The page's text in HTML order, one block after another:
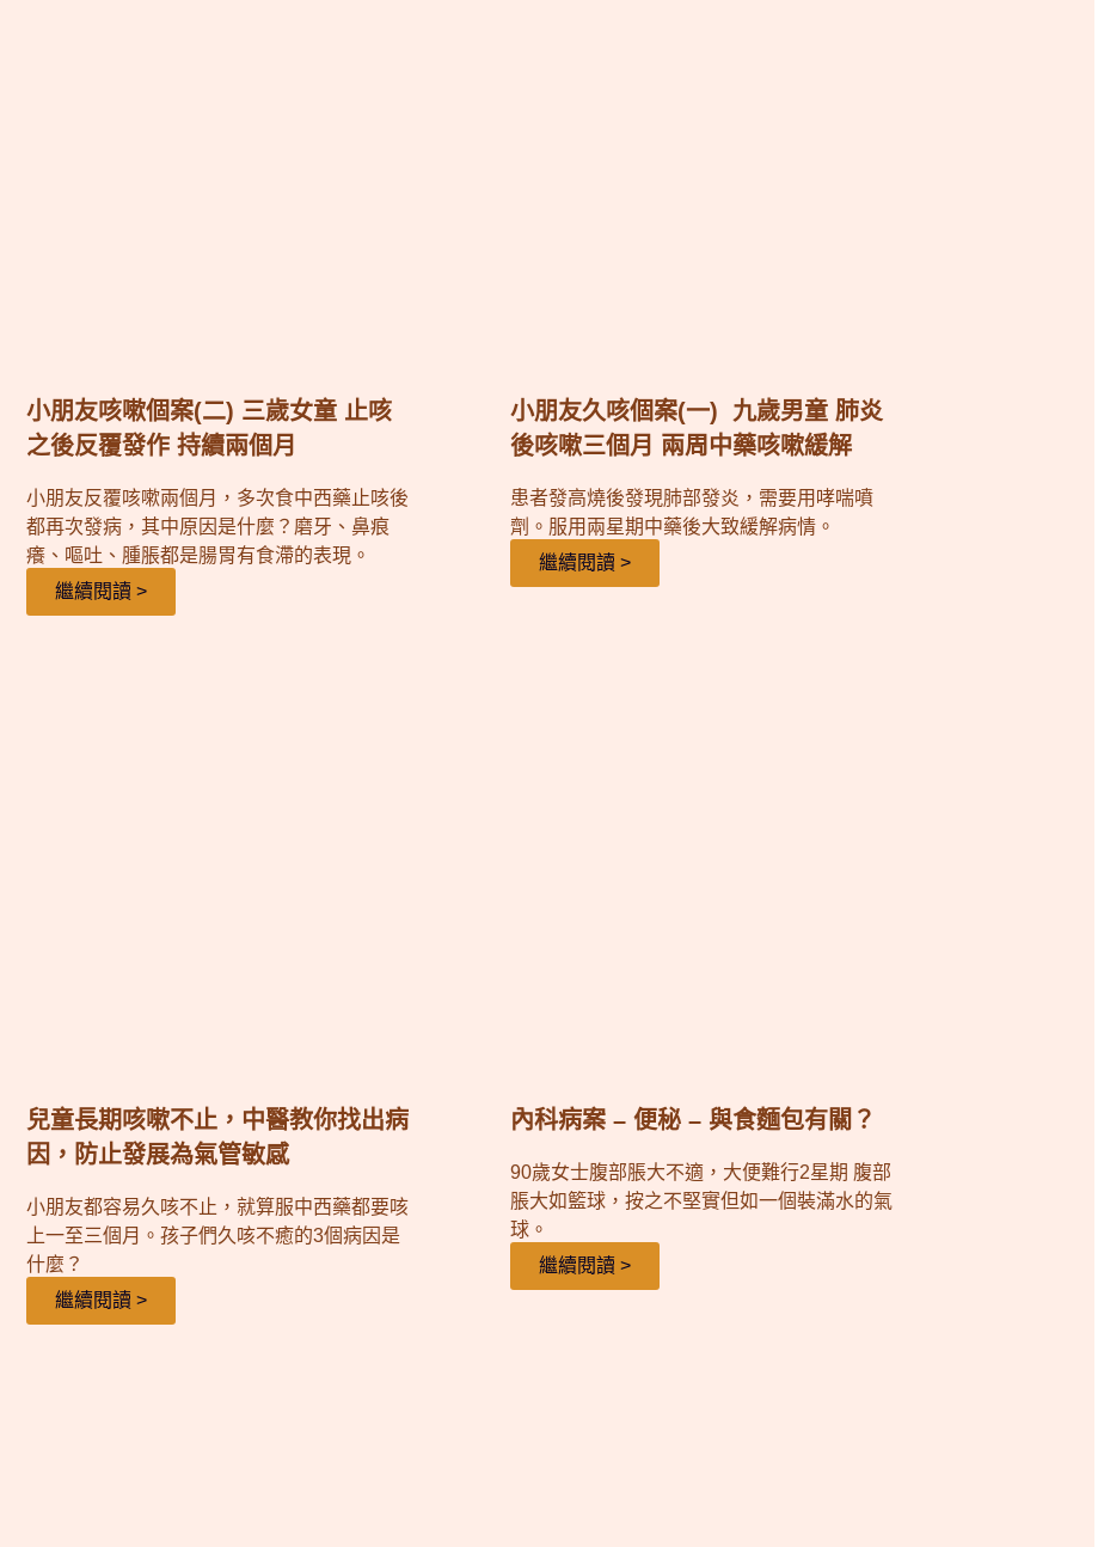
小朋友咳嗽個案(二) 三歲女童 止咳
之後反覆發作 持續兩個月
小朋友反覆咳嗽兩個月，多次食中西藥止咳後
都再次發病，其中原因是什麼？磨牙、鼻痕
癢、嘔吐、腫脹都是腸胃有食滯的表現。
繼續閱讀 >
小朋友久咳個案(一) 九歲男童 肺炎
後咳嗽三個月 兩周中藥咳嗽緩解
患者發高燒後發現肺部發炎，需要用哮喘噴
劑。服用兩星期中藥後大致緩解病情。
繼續閱讀 >
兒童長期咳嗽不止，中醫教你找出病
因，防止發展為氣管敏感
小朋友都容易久咳不止，就算服中西藥都要咳
上一至三個月。孩子們久咳不癒的3個病因是
什麼？
繼續閱讀 >
內科病案 – 便秘 – 與食麵包有關？
90歲女士腹部脹大不適，大便難行2星期 腹部
脹大如籃球，按之不堅實但如一個裝滿水的氣
球。
繼續閱讀 >